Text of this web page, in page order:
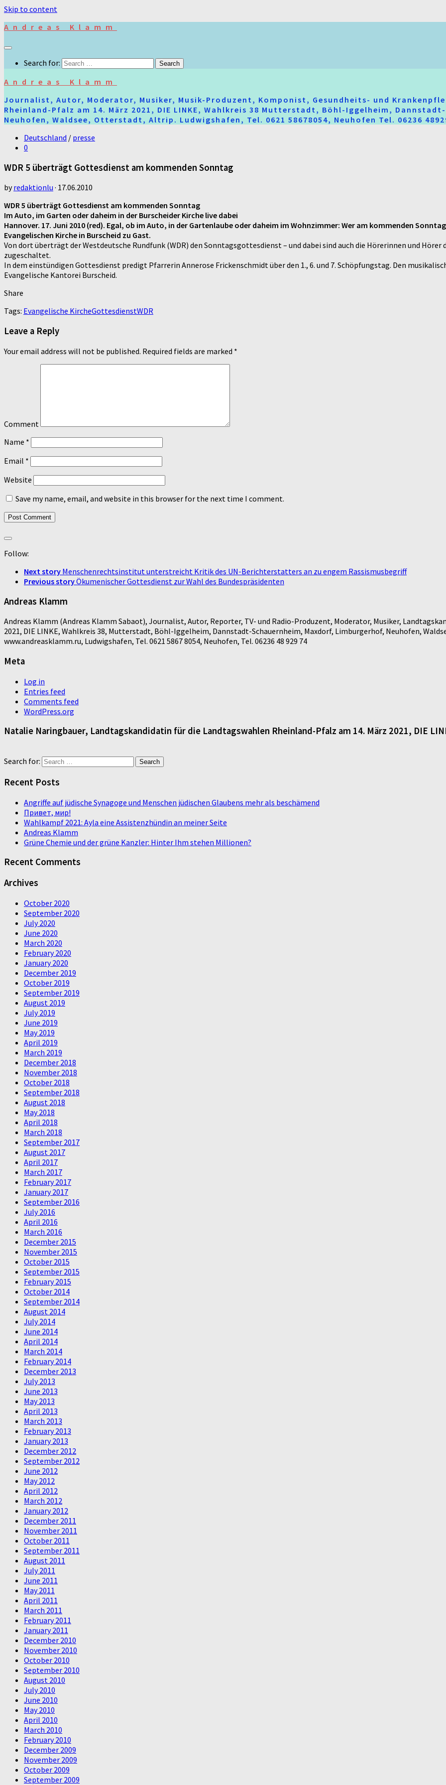
Skip to content
Andreas Klamm
Search for:
Andreas Klamm
Journalist, Autor, Moderator, Musiker, Musik-Produzent, Komponist, Gesundheits- und
Rheinland-Pfalz am 14. März 2021, DIE LINKE, Wahlkreis 38 Mutterstadt, Böhl-Iggelheim,
Neuhofen, Waldsee, Otterstadt, Altrip. Ludwigshafen, Tel. 0621 58678054, Neuhofen Tel. 06236
Deutschland / presse
0
WDR 5 überträgt Gottesdienst am kommenden Sonntag
byredaktionlu · 17.06.2010
WDR 5 überträgt Gottesdienst am kommenden Sonntag
Im Auto, im Garten oder daheim in der Burscheider Kirche live dabei
Hannover. 17. Juni 2010 (red). Egal, ob im Auto, in der Gartenlaube oder daheim im Wohnzimmer: Wer am kommenden
Evangelischen Kirche in Burscheid zu Gast.
Von dort überträgt der Westdeutsche Rundfunk (WDR) den Sonntagsgottesdienst – und dabei sind auch die Hörerinnen und
zugeschaltet.
In dem einstündigen Gottesdienst predigt Pfarrerin Annerose Frickenschmidt über den 1., 6. und 7. Schöpfungstag. Den
Evangelische Kantorei Burscheid.
Share
Tags: Evangelische KircheGottesdienstWDR
Leave a Reply
Your email address will not be published. Required fields are marked *
Comment
Name *
Email *
Website
Save my name, email, and website in this browser for the next time I comment.
Follow:
Next story Menschenrechtsinstitut unterstreicht Kritik des UN-Berichterstatters an zu engem Rassismusbegriff
Previous storyÖkumenischer Gottesdienst zur Wahl des Bundespräsidenten
Andreas Klamm
Andreas Klamm (Andreas Klamm Sabaot), Journalist, Autor, Reporter, TV- und Radio-Produzent, Moderator, Musiker,
2021, DIE LINKE, Wahlkreis 38, Mutterstadt, Böhl-Iggelheim, Dannstadt-Schauernheim, Maxdorf, Limburgerhof, Neuhofen,
www.andreasklamm.ru, Ludwigshafen, Tel. 0621 5867 8054, Neuhofen, Tel. 06236 48 929 74
Meta
Log in
Entries feed
Comments feed
WordPress.org
Natalie Naringbauer, Landtagskandidatin für die Landtagswahlen Rheinland-Pfalz am 14. März 2021, DIE
Search for:
Recent Posts
Angriffe auf jüdische Synagoge und Menschen jüdischen Glaubens mehr als beschämend
Привет, мир!
Wahlkampf 2021: Ayla eine Assistenzhündin an meiner Seite
Andreas Klamm
Grüne Chemie und der grüne Kanzler: Hinter Ihm stehen Millionen?
Recent Comments
Archives
October 2020
September 2020
July 2020
June 2020
March 2020
February 2020
January 2020
December 2019
October 2019
September 2019
August 2019
July 2019
June 2019
May 2019
April 2019
March 2019
December 2018
November 2018
October 2018
September 2018
August 2018
May 2018
April 2018
March 2018
September 2017
August 2017
April 2017
March 2017
February 2017
January 2017
September 2016
July 2016
April 2016
March 2016
December 2015
November 2015
October 2015
September 2015
February 2015
October 2014
September 2014
August 2014
July 2014
June 2014
April 2014
March 2014
February 2014
December 2013
July 2013
June 2013
May 2013
April 2013
March 2013
February 2013
January 2013
December 2012
September 2012
June 2012
May 2012
April 2012
March 2012
January 2012
December 2011
November 2011
October 2011
September 2011
August 2011
July 2011
June 2011
May 2011
April 2011
March 2011
February 2011
January 2011
December 2010
November 2010
October 2010
September 2010
August 2010
July 2010
June 2010
May 2010
April 2010
March 2010
February 2010
December 2009
November 2009
October 2009
September 2009